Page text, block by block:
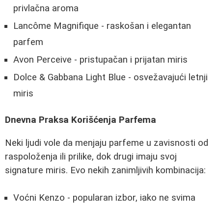
privlačna aroma
Lancôme Magnifique - raskošan i elegantan
parfem
Avon Perceive - pristupačan i prijatan miris
Dolce & Gabbana Light Blue - osvežavajući letnji
miris
Dnevna Praksa Korišćenja Parfema
Neki ljudi vole da menjaju parfeme u zavisnosti od
raspoloženja ili prilike, dok drugi imaju svoj
signature miris. Evo nekih zanimljivih kombinacija:
Voćni Kenzo - popularan izbor, iako ne svima